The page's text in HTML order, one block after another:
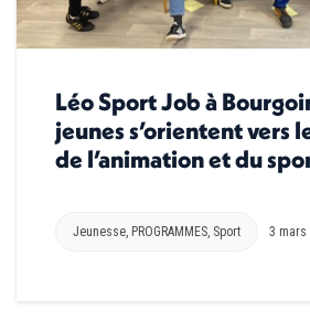
Léo Sport Job à
jeunes s’orientent vers
de l’animation et du
Jeunesse PROGRAMMES Sport 3 mars